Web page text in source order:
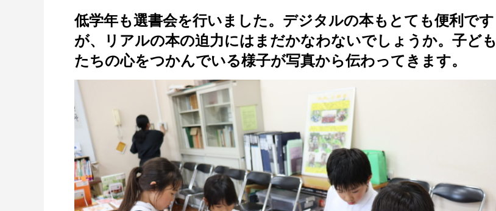
低学年も選書会を行いました。デジタルの本もとても便利です
が、リアルの本の迫力にはまだかなわないでしょうか。子ども
たちの心をつかんでいる様子が写真から伝わってきます。